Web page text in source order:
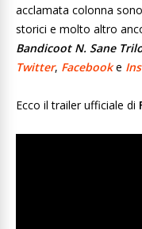
acclamata colonna
storici e molto altro
Bandicoot N. Sane
Twitter, Facebook e
Ecco il trailer ufficiale di